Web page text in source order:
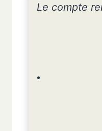
Le compte